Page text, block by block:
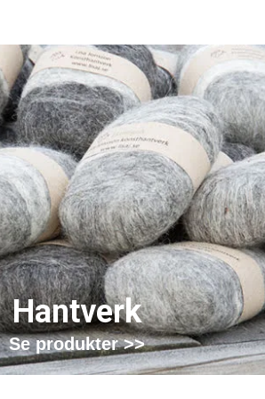
Hantverk
Se produkter >>